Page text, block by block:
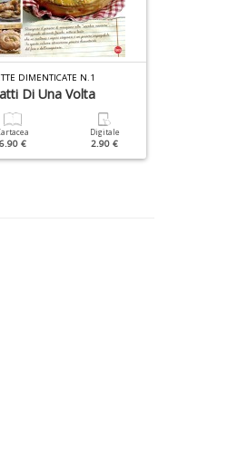
DIMENTICATE N.1
Di Una Volta
6.90 €
Digitale
2.90 €